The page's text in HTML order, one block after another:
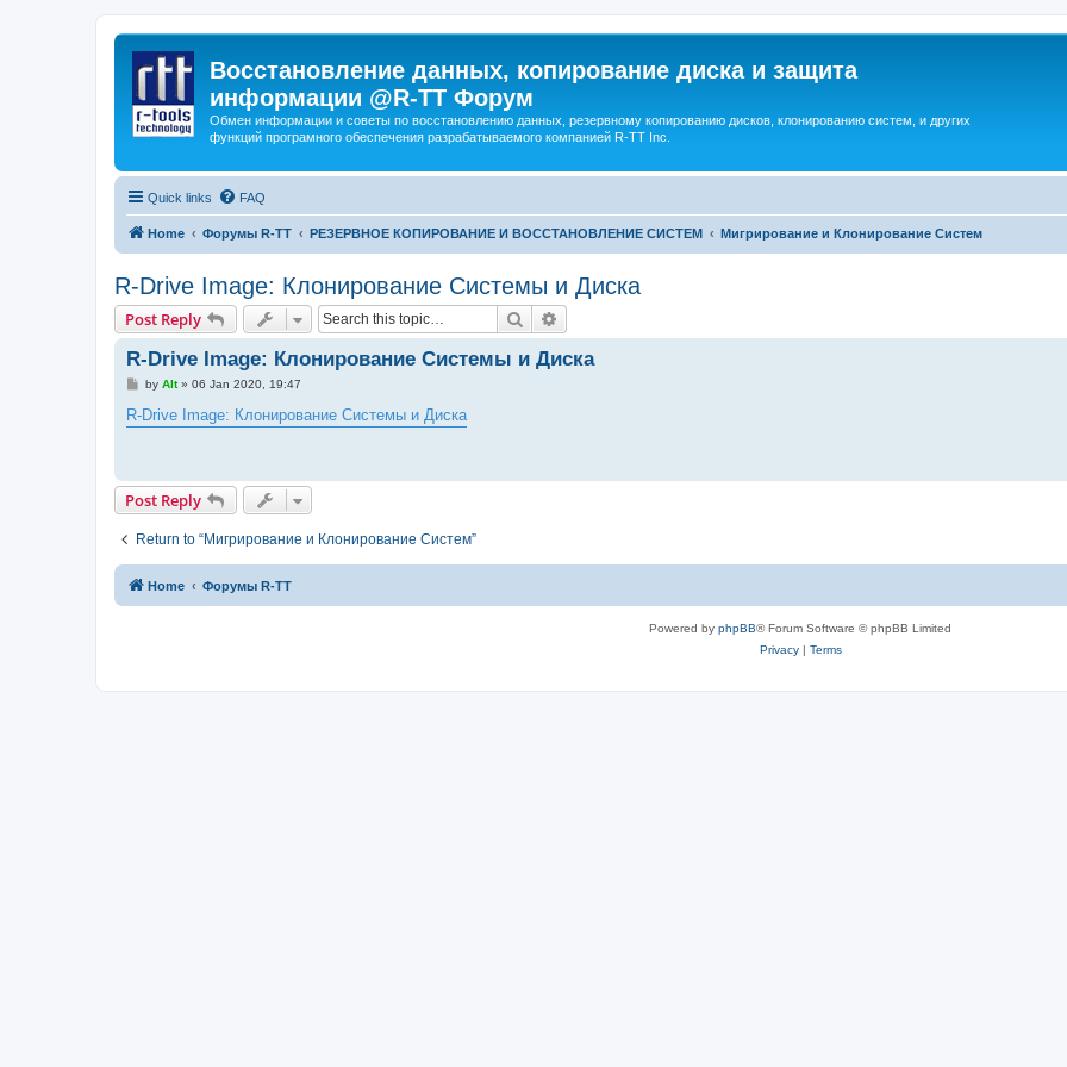
Восстановление данных, копирование диска и защита
информации @R-TT Форум
Обмен информации и советы по восстановлению данных, резервному копированию дисков, клонированию систем, и других
функций програмного обеспечения разрабатываемого компанией R-TT Inc.
Quick links FAQ
Home Форумы R-TT РЕЗЕРВНОЕ КОПИРОВАНИЕ И ВОССТАНОВЛЕНИЕ СИСТЕМ Мигрирование и Клонирование Систем
R-Drive Image: Клонирование Системы и Диска
Post Reply Search
R-Drive Image: Клонирование Системы и Диска
P
s
t
by Alt» 06 Jan 2020, 19:47
R-Drive Image: Клонирование Системы и Диска
Post Reply
Return to “Мигрирование и Клонирование Систем”
Home Форумы R-TT
Powered by phpBB® Forum Software © phpBB Limited
Privacy| Terms